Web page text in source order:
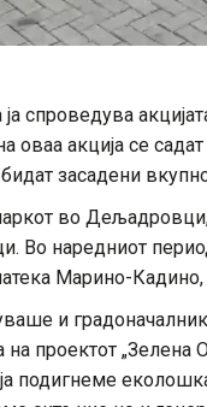
спроведува
оваа акција се
засадени
во
Во наредниот
Марино-
и
на проектот
подигнеме